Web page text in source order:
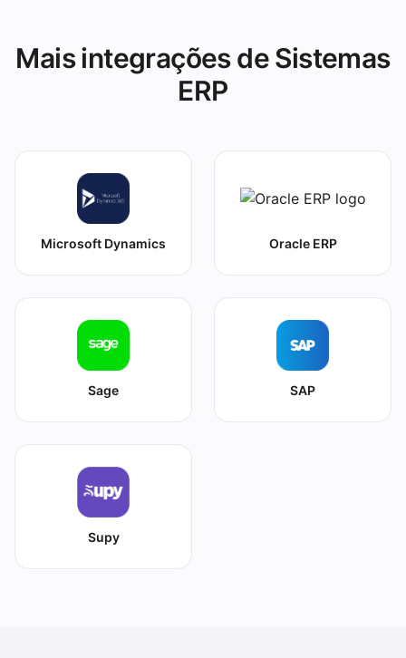
Mais integrações de Sistemas
ERP
Microsoft Dynamics Oracle ERP
Sage SAP
Supy